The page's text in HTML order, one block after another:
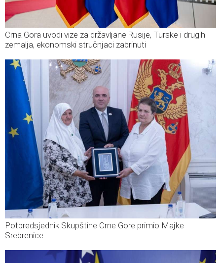
Crna Gora uvodi vize za državljane Rusije, Turske i drugih
zemalja, ekonomski stručnjaci zabrinuti
Potpredsjednik Skupštine Crne Gore primio Majke
Srebrenice